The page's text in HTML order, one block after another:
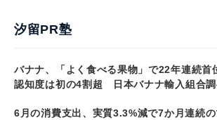
汐留PR塾
バナナ、「よく食べる果物」で22年連続
認知度は初の4割超 日本バナナ輸入組合
6月の消費支出、実質3.3%減で7か月連続